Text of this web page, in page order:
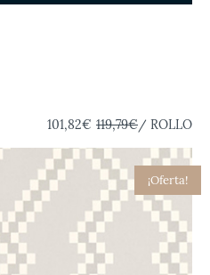
101,82€ 119,79€/ ROLLO
¡Oferta!